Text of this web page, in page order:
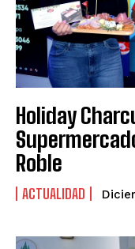
Holiday
Roble
ACTUALIDAD